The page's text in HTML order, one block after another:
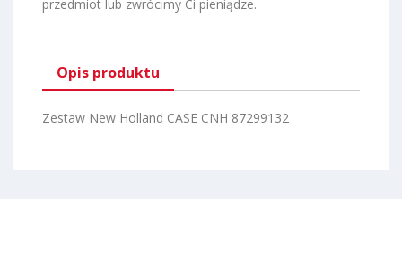
przedmiot lub zwrócimy Ci pieniądze.
Opis produktu
Zestaw New Holland CASE CNH 87299132